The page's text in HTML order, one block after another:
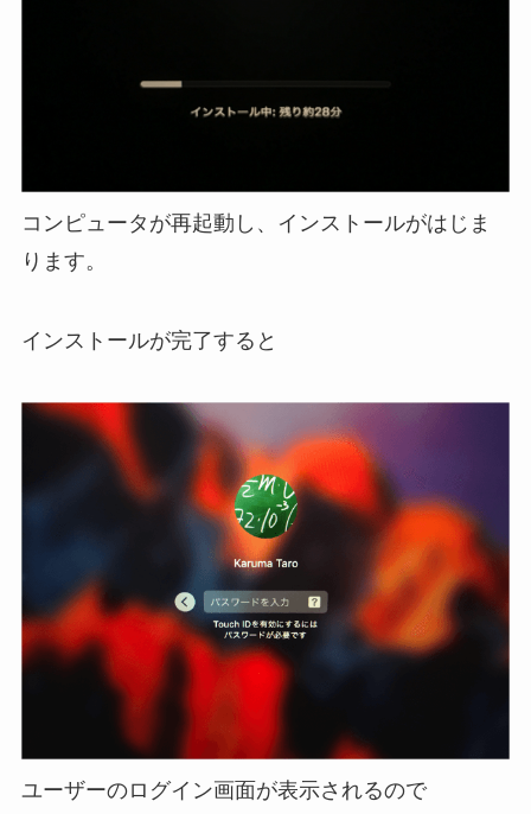
コンピュータが再起動し、インストールがはじま
ります。
インストールが完了すると
ユーザーのログイン画面が表示されるので